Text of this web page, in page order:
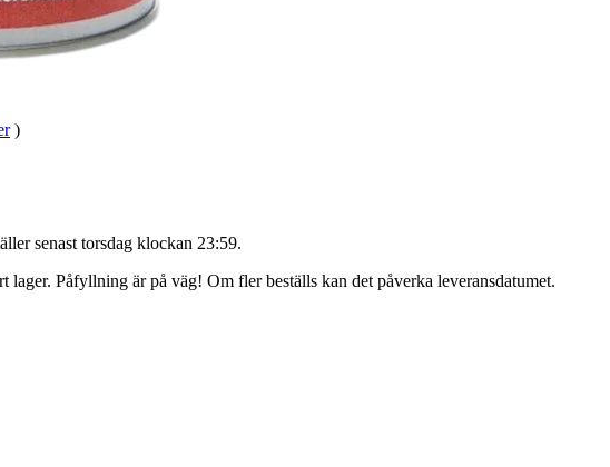
)
senast torsdag klockan 23:59.
Påfyllning är på väg! Om fler beställs kan det påverka leveransdatumet.